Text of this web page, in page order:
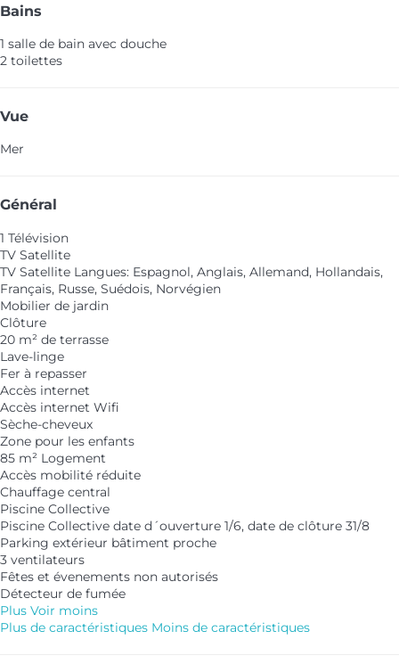
Bains
1 salle de bain avec douche
2 toilettes
Vue
Mer
Général
1 Télévision
TV Satellite
TV Satellite Langues: Espagnol, Anglais, Allemand, Hollandais,
Français, Russe, Suédois, Norvégien
Mobilier de jardin
Clôture
20 m² de terrasse
Lave-linge
Fer à repasser
Accès internet
Accès internet Wifi
Sèche-cheveux
Zone pour les enfants
85 m² Logement
Accès mobilité réduite
Chauffage central
Piscine Collective
Piscine Collective date d´ouverture 1/6, date de clôture 31/8
Parking extérieur bâtiment proche
3 ventilateurs
Fêtes et évenements non autorisés
Détecteur de fumée
Plus Voir moins
Plus de caractéristiques Moins de caractéristiques